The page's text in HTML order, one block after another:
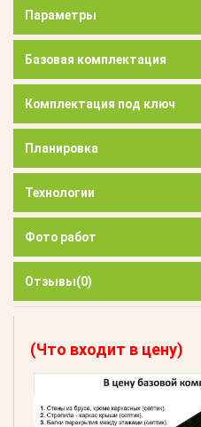
Параметры
Базовая комплектация
Комплектация под ключ
Планировка
Технологии
Фото работ
Отзывы(0)
(Что входит в цену)